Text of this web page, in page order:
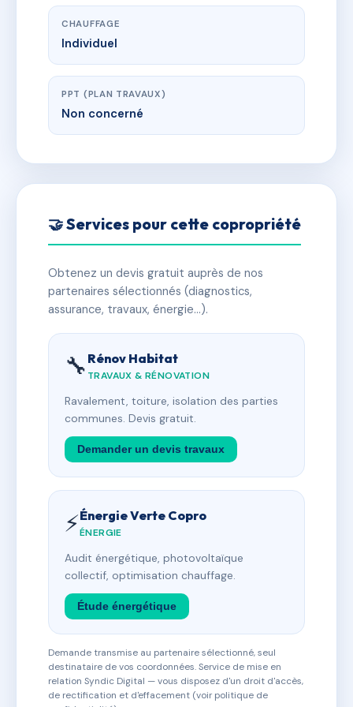
CHAUFFAGE
Individuel
PPT (PLAN TRAVAUX)
Non concerné
🤝 Services pour cette copropriété
Obtenez un devis gratuit auprès de nos
partenaires sélectionnés (diagnostics,
assurance, travaux, énergie…).
🔧 Rénov Habitat
TRAVAUX & RÉNOVATION
Ravalement, toiture, isolation des parties
communes. Devis gratuit.
Demander un devis travaux
⚡Énergie Verte Copro
ÉNERGIE
Audit énergétique, photovoltaïque
collectif, optimisation chauffage.
Étude énergétique
Demande transmise au partenaire sélectionné, seul
destinataire de vos coordonnées. Service de mise en
relation Syndic Digital — vous disposez d'un droit d'accès,
de rectification et d'effacement (voir politique de